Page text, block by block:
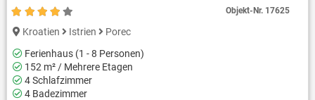
Kroatien Istrien
Porec
Ferienhaus (1 - 8 Personen)
152 m² / Mehrere Etagen
4 Schlafzimmer
4 Badezimmer
Objekt-Nr. 17625